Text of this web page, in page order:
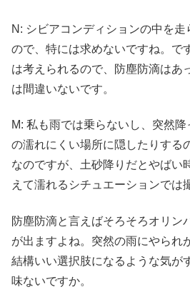
N: シビアコンディションの中を走
ので、特には求めないですね。で
は考えられるので、防塵防滴はあ
は間違いないです。
M: 私も雨では乗らないし、突然
の濡れにくい場所に隠したりする
なのですが、土砂降りだとやばい
えて濡れるシチュエーションで
防塵防滴と言えばそろそろオリン
が出ますよね。突然の雨にやられ
結構いい選択肢になるような気が
味ないですか。